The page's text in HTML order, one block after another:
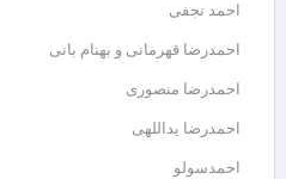
احمد نجفی
احمدرضا قهرمانی و بهنام بانی
احمدرضا منصوری
احمدرضا یداللهی
احمدسولو